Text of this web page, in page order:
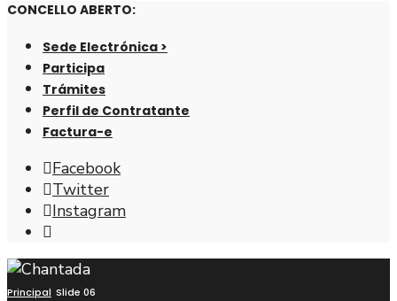
CONCELLO ABERTO:
Sede Electrónica >
Participa
Trámites
Perfil de Contratante
Factura-e
Facebook
Twitter
Instagram
de
busca
Principal Slide 06